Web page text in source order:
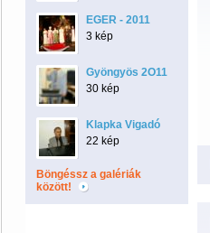
EGER - 2011
3 kép
Gyöngyös 2O11
30 kép
Klapka Vigadó
22 kép
Böngéssz a galériák
között!